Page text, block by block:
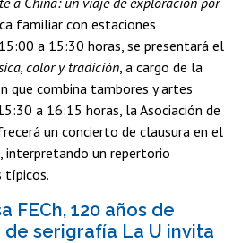
familiar con estaciones
a 15:30 horas, se presentará el
color y tradición , a cargo de la
que combina tambores y artes
a 16:15 horas, la Asociación de
un concierto de clausura en el
interpretando un repertorio
típicos.
FECh, 120 años de
de serigrafía La U invita